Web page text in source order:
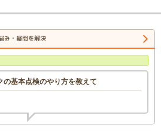
み・疑問を解決
基本点検のやり方を教えて